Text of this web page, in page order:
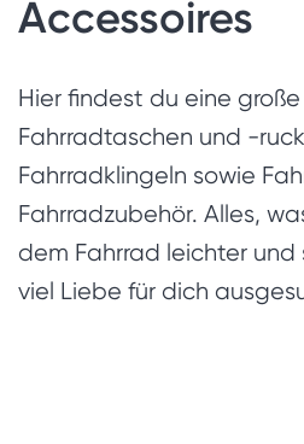
Accessoires
Hier findest du eine
Fahrradtaschen und -
Fahrradklingeln sowie
Fahrradzubehör. Alles,
dem Fahrrad leichter
viel Liebe für dich